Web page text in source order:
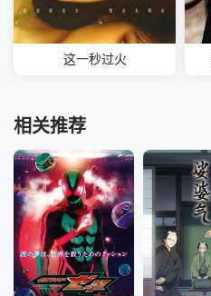
这一秒过火
相关推荐